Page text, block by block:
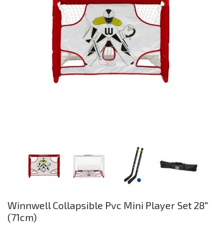
afbeeldingen-
naar
het
Winnwell Collapsible Pvc Mini Player Set 28"
(71cm)